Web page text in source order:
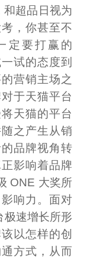
超品日视为
，你甚至不
定要打赢的
试的态度到
营销主场之
于天猫平台
天猫的平台
之产生从销
品牌视角转
影响着品牌
ONE 大奖所
响力。面对
极速增长所形
以怎样的创
方式，从而